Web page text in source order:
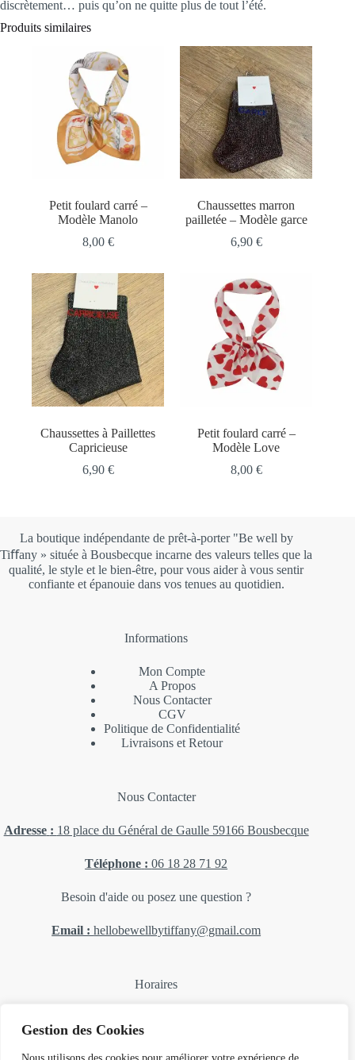
Gestion des Cookies
discrètement… puis qu’on ne quitte plus de tout l’été.
Produits similaires
Petit foulard carré –
Modèle Manolo
8,00 €
Chaussettes marron
pailletée – Modèle garce
6,90 €
Chaussettes à Paillettes
Capricieuse
6,90 €
Petit foulard carré –
Modèle Love
8,00 €
La boutique indépendante de prêt-à-porter "Be well by
Tiﬀany » située à Bousbecque incarne des valeurs telles que la
qualité, le style et le bien-être, pour vous aider à vous sentir
confiante et épanouie dans vos tenues au quotidien.
Informations
Mon Compte
A Propos
Nous Contacter
CGV
Politique de Confidentialité
Livraisons et Retour
Nous Contacter
Adresse : 18 place du Général de Gaulle 59166 Bousbecque
Téléphone :06 18 28 71 92
Besoin d'aide ou posez une question ?
Email :hellobewellbytiffany@gmail.com
Horaires
Jeudi : Fermé